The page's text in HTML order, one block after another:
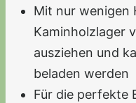
Mit nur wenigen
Kaminholzlager
ausziehen und
beladen werden
Für die perfekte